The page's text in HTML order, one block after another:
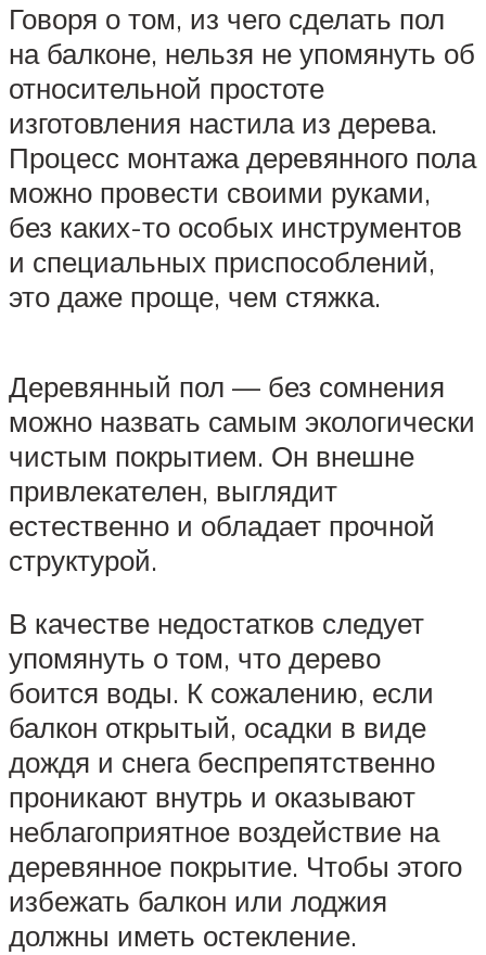
Говоря о том, из чего сделать пол
на балконе, нельзя не упомянуть об
относительной простоте
изготовления настила из дерева.
Процесс монтажа деревянного пола
можно провести своими руками,
без каких-то особых инструментов
и специальных приспособлений,
это даже проще, чем стяжка.
Деревянный пол — без сомнения
можно назвать самым экологически
чистым покрытием. Он внешне
привлекателен, выглядит
естественно и обладает прочной
структурой.
В качестве недостатков следует
упомянуть о том, что дерево
боится воды. К сожалению, если
балкон открытый, осадки в виде
дождя и снега беспрепятственно
проникают внутрь и оказывают
неблагоприятное воздействие на
деревянное покрытие. Чтобы этого
избежать балкон или лоджия
должны иметь остекление.